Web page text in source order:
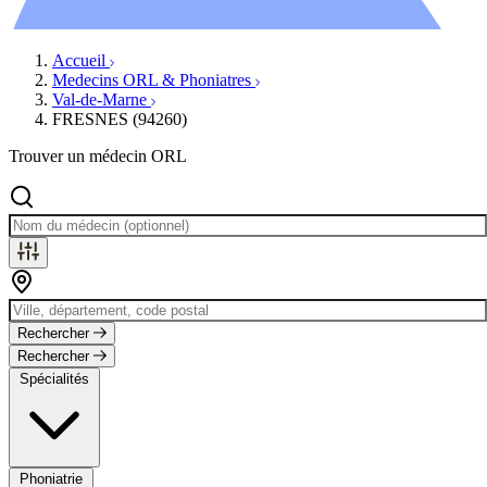
Accueil
Medecins ORL & Phoniatres
Val-de-Marne
FRESNES (94260)
Trouver un médecin ORL
Rechercher
Rechercher
Spécialités
Phoniatrie